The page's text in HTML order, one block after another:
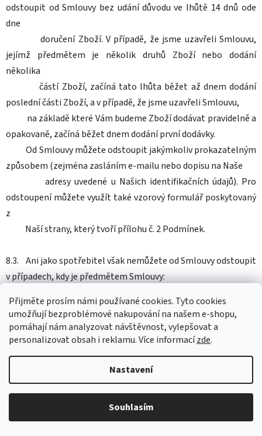
Přijměte prosím námi používané cookies. Tytocookies
umožňujíbezproblémové nakupování na našem e-shopu,
pomáhají námanalyzovat návštěvnost,vylepšovat a
personalizovatobsah i reklamu.Více informacízde.
Nastavení
Souhlasím
odstoupit od Smlouvy bez udání důvodu ve lhůtě 14 dnů ode
dne
doručení Zboží. V případě, že jsme uzavřeli Smlouvu,
jejímž předmětem je několik druhů Zboží nebo dodání
několika
částí Zboží, začíná tato lhůta běžet až dnem dodání
poslední části Zboží, a v případě, že jsme uzavřeli Smlouvu,
na základě které Vám budeme Zboží dodávat pravidelně a
opakovaně, začíná běžet dnem dodání první dodávky.
Od Smlouvy můžete odstoupit jakýmkoliv prokazatelným
způsobem (zejména zasláním e-mailu nebo dopisu na Naše
adresy uvedené u Našich identifikačních údajů). Pro
odstoupení můžete využít také vzorový formulář poskytovaný
z
Naší strany, který tvoří přílohu č. 2 Podmínek.
8.3. Ani jako spotřebitel však nemůžete od Smlouvy odstoupit
v případech, kdy je předmětem Smlouvy:
a) Zboží, které bylo upraveno podle Vašeho přání nebo
pro Vaši osobu;
b) Zboží v uzavřeném obalu, které bylo z obalu vyňato
bude individuálně posouzeno, zda bylo použito nebo ne;
c) dodávka zvukové nebo obrazové nahrávky nebo
počítačového programu, pokud došlo k porušení původní